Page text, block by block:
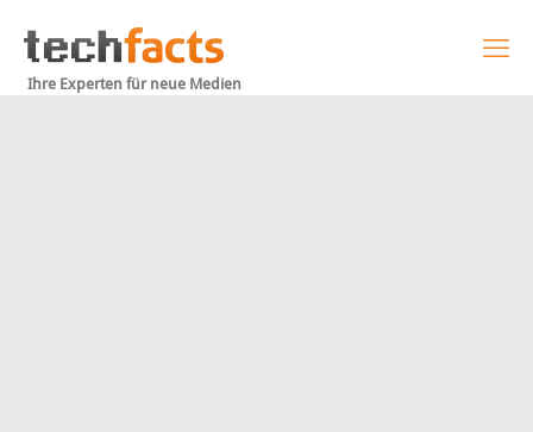
Ihre Experten für neue Medien